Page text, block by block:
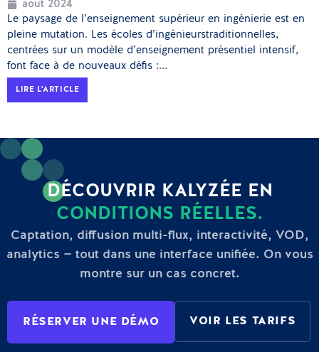
août 2024
Le paysage de l’enseignement supérieur en ingénierie est en
pleine mutation. Les écoles d’ingénieurstraditionnelles,
centrées sur un modèle d’enseignement présentiel intensif,
font face à de nouveaux défis :...
LIRE L'ARTICLE
DÉCOUVRIR KALYZÉE EN
CONDITIONS RÉELLES.
Captation, diffusion multi-flux, interactivité, VOD,
analytics — tout dans une interface unifiée. On vous
montre sur un cas concret.
RÉSERVER UNE DÉMO VOIR LES TARIFS